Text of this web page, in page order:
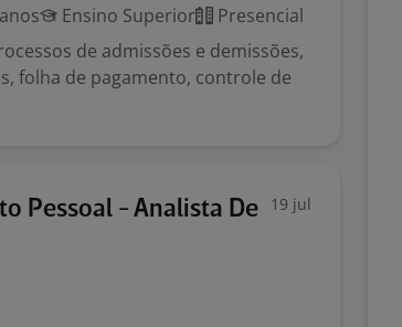
Ensino Superior
Presencial
de admissões e demissões,
folha de pagamento, controle de
Pessoal - Analista De
19 jul